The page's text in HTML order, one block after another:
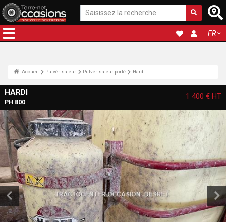
FR
Accueil Pulvérisateur Pulvérisateur porté Hardi
HARDI
PH 800
1 400 € HT